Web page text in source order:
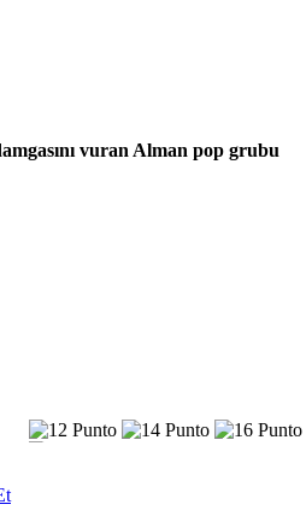
vuran Alman pop grubu